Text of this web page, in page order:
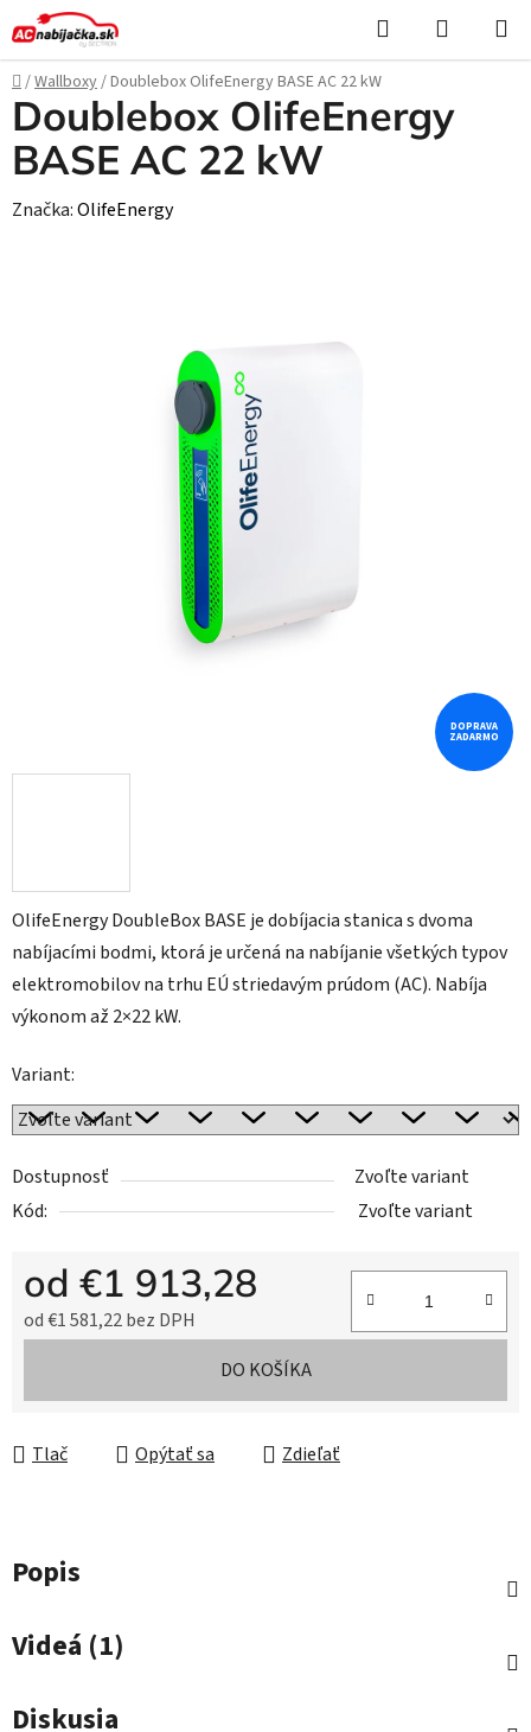
Prejsť
na
obsah
Hľadať
KOŠÍK
Domov
/Wallboxy/Doublebox OlifeEnergy BASE AC 22 kW
OlifeEnergy DoubleBox BASE je dobíjacia stanica s dvoma
nabíjacími bodmi, ktorá je určená na nabíjanie všetkých typov
elektromobilov na trhu EÚ striedavým prúdom (AC). Nabíja
výkonom až 2×22 kW.
Variant:
Dostupnosť
Zvoľte variant
Kód:
Zvoľte variant
od €1 913,28
od€1 581,22bez DPH
DO KOŠÍKA
Tlač Opýtať sa Zdieľať
Doublebox OlifeEnergy
BASE AC 22 kW
Značka:OlifeEnergy
DOPRAVA
ZADARMO
Popis
Videá (1)
Diskusia